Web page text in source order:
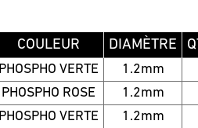
COULEUR DIAMÈTRE
PHOSPHO VERTE
1.2mm
PHOSPHO ROSE
1.2mm
PHOSPHO VERTE
1.2mm